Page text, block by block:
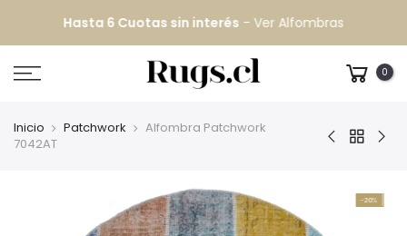
Hasta 6 Cuotas sin interés -Ver Alfombras
0
Inicio Patchwork
Alfombra Patchwork
7042AT
-20%